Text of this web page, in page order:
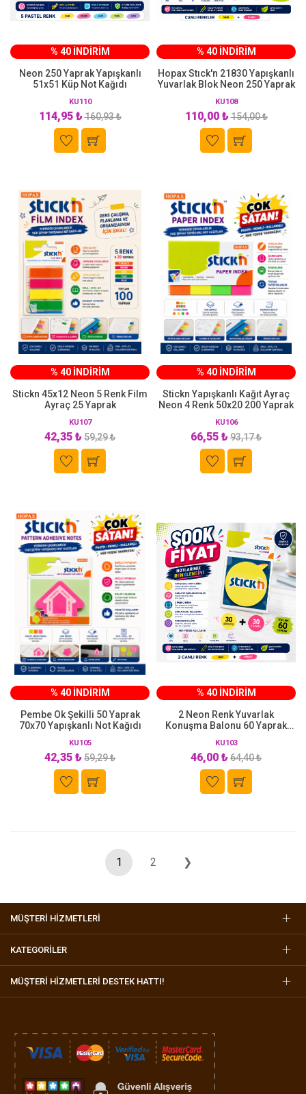
% 40 İNDİRİM
Neon 250 Yaprak Yapışkanlı
51x51 Küp Not Kağıdı
KU110
114,95 ₺160,93 ₺
% 40 İNDİRİM
Hopax Stıck'n 21830 Yapışkanlı
Yuvarlak Blok Neon 250 Yaprak
KU108
110,00 ₺154,00 ₺
% 40 İNDİRİM
Stickn 45x12 Neon 5 Renk Film
Ayraç 25 Yaprak
KU107
42,35 ₺59,29 ₺
% 40 İNDİRİM
Stickn Yapışkanlı Kağıt Ayraç
Neon 4 Renk 50x20 200 Yaprak
KU106
66,55 ₺93,17 ₺
% 40 İNDİRİM
Pembe Ok Şekilli 50 Yaprak
70x70 Yapışkanlı Not Kağıdı
KU105
42,35 ₺59,29 ₺
% 40 İNDİRİM
2 Neon Renk Yuvarlak
Konuşma Balonu 60 Yaprak
KU103
46,00 ₺64,40 ₺
1 2 ❯
MÜŞTERİ HİZMETLERİ
KATEGORİLER
MÜŞTERI HIZMETLERI DESTEK HATTI!